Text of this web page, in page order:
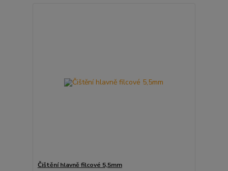
Čištění hlavně filcové 5,5mm